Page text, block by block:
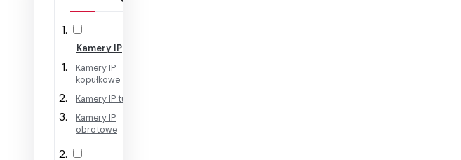
Kamery IP
Kamery IP
kopułkowe
Kamery IP tubowe
Kamery IP
obrotowe